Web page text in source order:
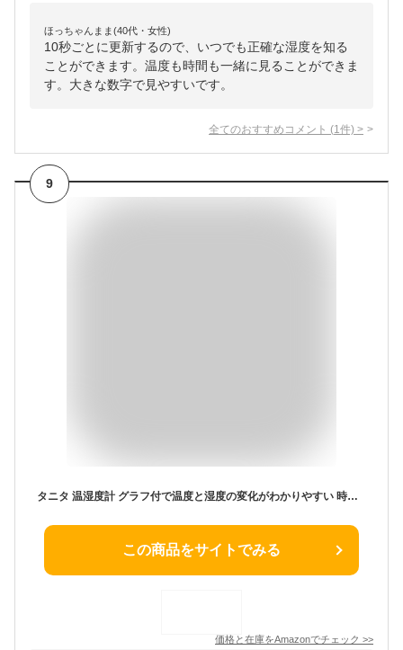
ほっちゃんまま(40代・女性)
10秒ごとに更新するので、いつでも正確な湿度を知る
ことができます。温度も時間も一緒に見ることができま
す。大きな数字で見やすいです。
全てのおすすめコメント (1 件) >
9
タニタ 温湿度計 グラフ付で温度と湿度の変化がわかりやすい 時計/カレンダー機能付 デジタル 温度計 湿度計 室温計ホワイト TT-580 WH
この商品をサイトでみる
価格と在庫をAmazonでチェック >>